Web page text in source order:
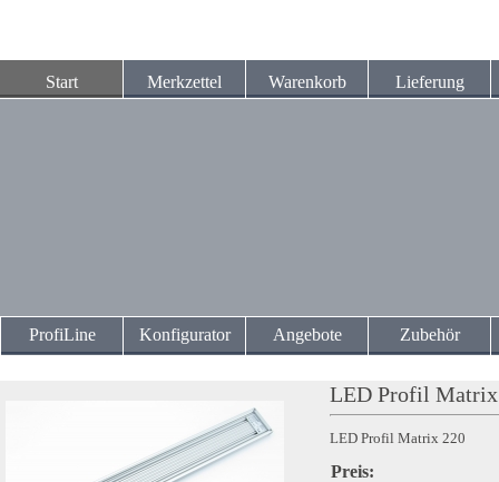
Start Merkzettel Warenkorb Lieferung
ProfiLine Konfigurator Angebote Zubehör
LED Profil
LED Profil Matrix 220
Preis: